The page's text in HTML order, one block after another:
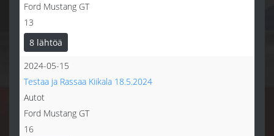
Ford Mustang GT
13
8 lähtöä
2024-05-15
Testaa ja Rassaa Kiikala 18.5.2024
Autot
Ford Mustang GT
16